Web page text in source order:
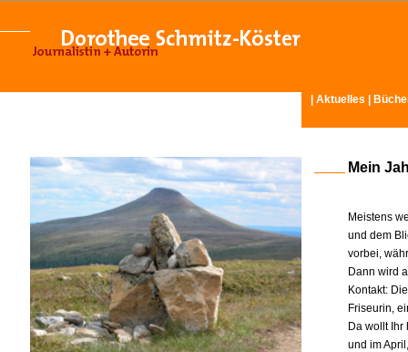
Aktuelles
Mein
Meistens
und dem
vorbei,
Dann wird
Kontakt:
Friseurin,
Da wollt
und im